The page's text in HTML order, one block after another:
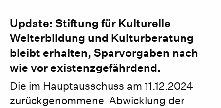
Update: Stiftung für Kulturelle
Weiterbildung und Kulturberatung
bleibt erhalten, Sparvorgaben nach
wie vor existenzgefährdend.
Die im Hauptausschuss am 11.12.2024
zurückgenommene Abwicklung der